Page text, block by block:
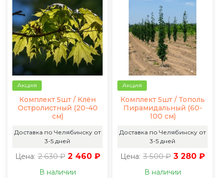
Акция
Комплект 5шт / Клён
Остролистный (20-40
см)
Доставка по Челябинску от
3-5 дней
Цена: 2 630 ₽ 2 460 ₽
В наличии
Акция
Комплект 5шт / Тополь
Пирамидальный (60-
100 см)
Доставка по Челябинску от
3-5 дней
Цена: 3 500 ₽ 3 280 ₽
В наличии